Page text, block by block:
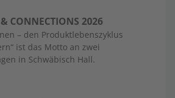
CONNECTIONS 2026
– den Produktlebenszyklus
ist das Motto an zwei
in Schwäbisch Hall.